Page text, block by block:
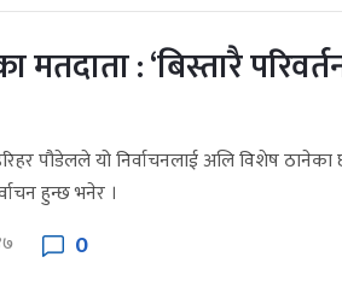
मतदाता : ‘बिस्तारै
पौडेलले यो निर्वाचनलाई अलि विशेष
हुन्छ भनेर ।
0